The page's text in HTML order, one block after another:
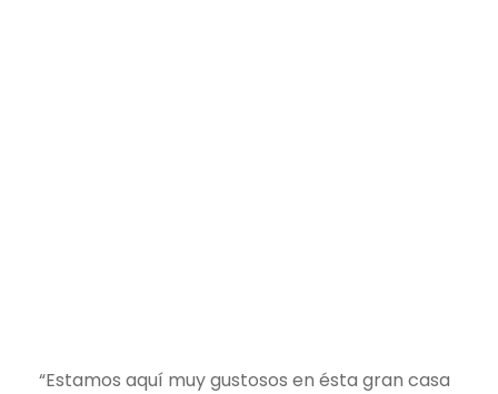
“Estamos aquí muy gustosos en ésta gran casa